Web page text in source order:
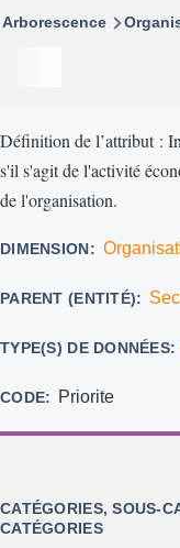
Fil
Arborescence
Définition de l’attribut :
s'il s'agit de l'activité
de l'organisation.
DIMENSION
PARENT (ENTITÉ)
TYPE(S) DE DONNÉES
CODE Priorite
CATÉGORIES, SOUS-
CATÉGORIES